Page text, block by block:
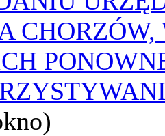
CHORZÓW,